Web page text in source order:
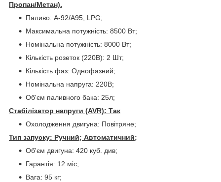
Пропан/Метан).
Паливо: А-92/А95; LPG;
Максимальна потужність: 8500 Вт;
Номінальна потужність: 8000 Вт;
Кількість розеток (220В): 2 Шт;
Кількість фаз: Однофазний;
Номінальна напруга: 220В;
Об'єм паливного бака: 25л;
Стабілізатор напруги (AVR): Так
Охолодження двигуна: Повітряне;
Тип запуску: Ручний; Автоматичний;
Об'єм двигуна: 420 куб. див;
Гарантія: 12 міс;
Вага: 95 кг;